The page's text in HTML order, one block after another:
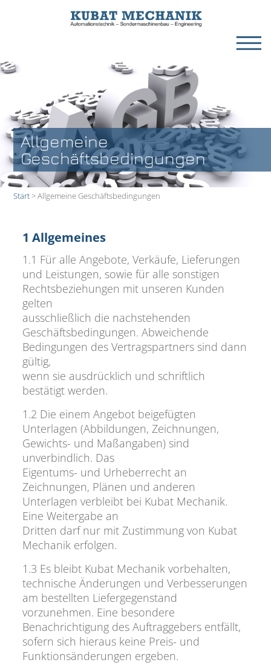
Allgemeine
Geschäftsbedingungen
Start>Allgemeine Geschäftsbedingungen
1 Allgemeines
1.1 Für alle Angebote, Verkäufe, Lieferungen
und Leistungen, sowie für alle sonstigen
Rechtsbeziehungen mit unseren Kunden
gelten
ausschließlich die nachstehenden
Geschäftsbedingungen. Abweichende
Bedingungen des Vertragspartners sind dann
gültig,
wenn sie ausdrücklich und schriftlich
bestätigt werden.
1.2 Die einem Angebot beigefügten
Unterlagen (Abbildungen, Zeichnungen,
Gewichts- und Maßangaben) sind
unverbindlich. Das
Eigentums- und Urheberrecht an
Zeichnungen, Plänen und anderen
Unterlagen verbleibt bei Kubat Mechanik.
Eine Weitergabe an
Dritten darf nur mit Zustimmung von Kubat
Mechanik erfolgen.
1.3 Es bleibt Kubat Mechanik vorbehalten,
technische Änderungen und Verbesserungen
am bestellten Liefergegenstand
vorzunehmen. Eine besondere
Benachrichtigung des Auftraggebers entfällt,
sofern sich hieraus keine Preis- und
Funktionsänderungen ergeben.